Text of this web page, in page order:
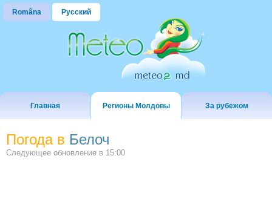
Româna Русский
Главная Регионы Молдовы За рубежом
Погода в Белоч
Следующее обновление в 15:00